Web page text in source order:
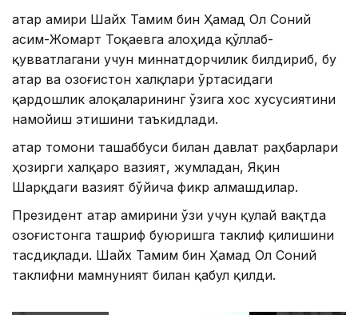
Қатар амири Шайх Тамим бин Ҳамад Ол Соний
Қасим-Жомарт Тоқаевга алоҳида қўллаб-
қувватлагани учун миннатдорчилик билдириб, бу
Қатар ва Қозоғистон халқлари ўртасидаги
қардошлик алоқаларининг ўзига хос хусусиятини
намойиш этишини таъкидлади.
Қатар томони ташаббуси билан давлат раҳбарлари
ҳозирги халқаро вазият, жумладан, Яқин
Шарқдаги вазият бўйича фикр алмашдилар.
Президент Қатар амирини ўзи учун қулай вақтда
Қозоғистонга ташриф буюришга таклиф қилишини
тасдиқлади. Шайх Тамим бин Ҳамад Ол Соний
таклифни мамнуният билан қабул қилди.